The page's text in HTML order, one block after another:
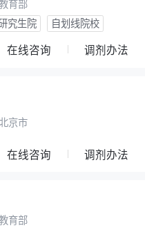
育部
究生院 自划线院校
在线咨询 调剂办法
京市
在线咨询 调剂办法
育部